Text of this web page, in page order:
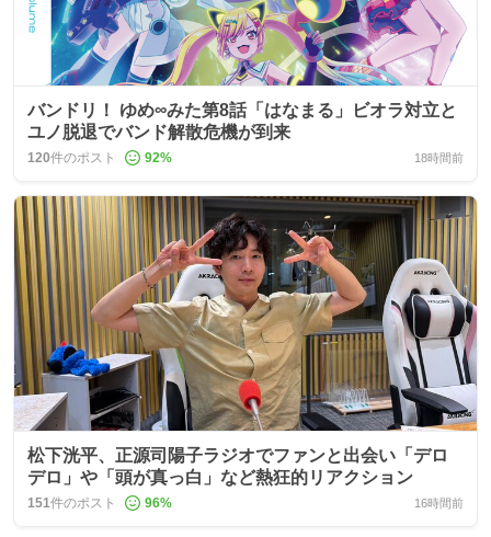
バンドリ！ ゆめ∞みた第8話「はなまる」ビオラ対立と
ユノ脱退でバンド解散危機が到来
120件のポスト 92% 18時間前
松下洸平、正源司陽子ラジオでファンと出会い「デロ
デロ」や「頭が真っ白」など熱狂的リアクション
151件のポスト 96% 16時間前